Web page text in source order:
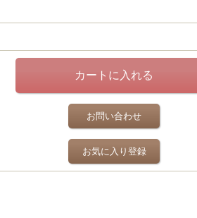
お問い合わせ
お気に入り登録